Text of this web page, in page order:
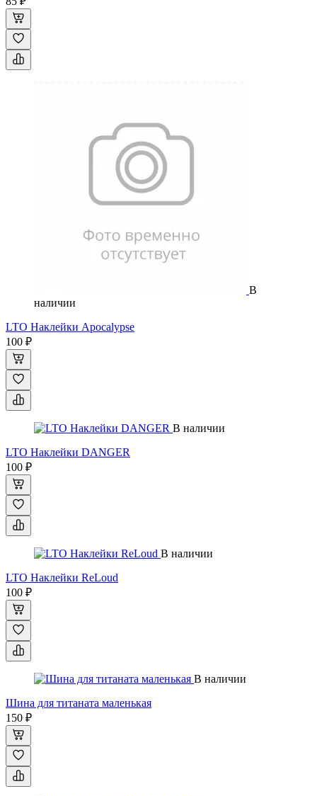
В
наличии
LTO Наклейки Apocalypse
100 ₽
В наличии
LTO Наклейки DANGER
100 ₽
В наличии
LTO Наклейки ReLoud
100 ₽
В наличии
Шина для титаната маленькая
150 ₽